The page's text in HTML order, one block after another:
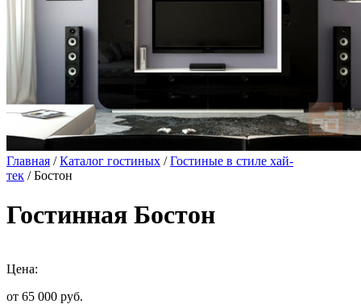
Главная /Каталог гостиных /Гостиные в стиле хай-
тек / Бостон
Гостинная Бостон
Цена:
от 65 000 руб.